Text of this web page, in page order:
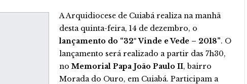
A Arquidiocese de Cuiabá realiza na manhã
desta quinta-feira, 14 de dezembro, o
lançamento do “32º Vinde e Vede – 2018”. O
lançamento será realizado a partir das 7h30,
no Memorial Papa João Paulo II, bairro
Morada do Ouro, em Cuiabá. Participam a